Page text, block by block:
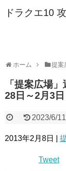
ドラクエ10
ホーム 提案
「提案広場
28日～2月3日
2023/6/11
2013年2月8日 |
Tweet